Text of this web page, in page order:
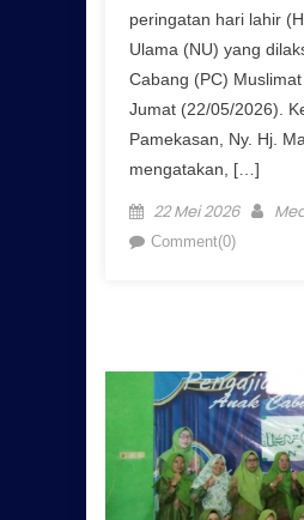
peringatan hari lahir
Ulama (NU) yang
Cabang (PC)
Jumat (22/05/2026).
Pamekasan, Ny. Hj.
mengatakan, […]
Posted on
22 Mei 2026
Comment(0)